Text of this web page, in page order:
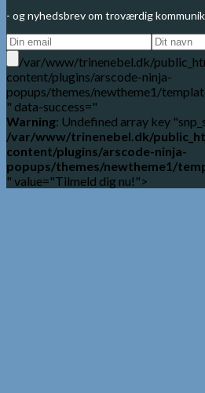
- og nyhedsbrev om troværdig
/var/www/trinenebel.dk/
content/plugins/arscode-ninja-
popups/themes/newtheme1/
" data-success="
Warning: Undefined array key
/var/www/trinenebel.dk/
content/plugins/arscode-ninja-
popups/themes/newtheme1/
" value="Tilmeld dig nu!">